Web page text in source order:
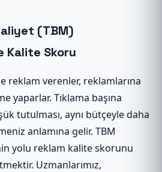
(TBM)
Kalite Skoru
reklam verenler, reklamlarına
yaparlar. Tıklama başına
tutulması, aynı bütçeyle daha
anlamına gelir. TBM
yolu reklam kalite skorunu
Uzmanlarımız,